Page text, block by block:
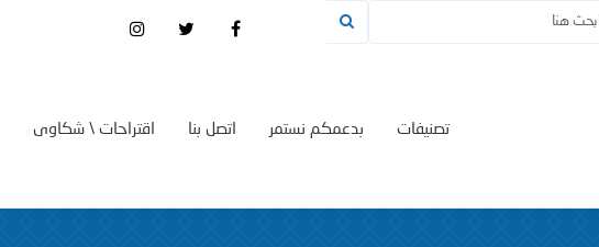
اقتراحات \ شكاوى اتصل بنا بدعمكم نستمر تصنيفات